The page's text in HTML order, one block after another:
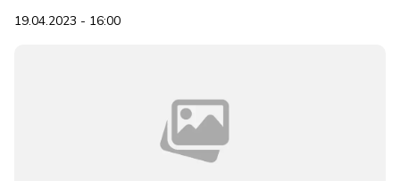
19.04.2023 - 16:00